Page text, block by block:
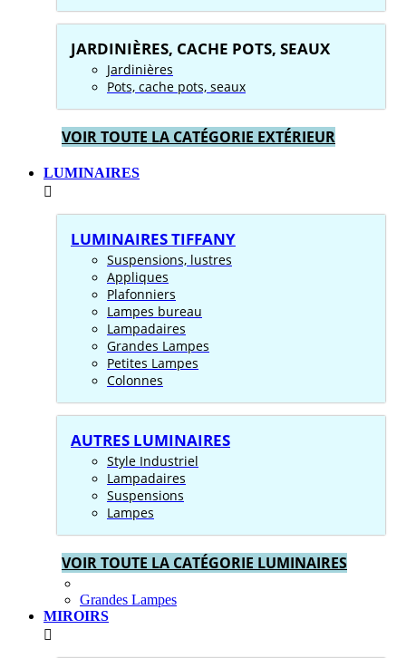
JARDINIÈRES, CACHE POTS, SEAUX
Jardinières
Pots, cache pots, seaux
VOIR TOUTE LA CATÉGORIE EXTÉRIEUR
LUMINAIRES
LUMINAIRES TIFFANY
Suspensions, lustres
Appliques
Plafonniers
Lampes bureau
Lampadaires
Grandes Lampes
Petites Lampes
Colonnes
AUTRES LUMINAIRES
Style Industriel
Lampadaires
Suspensions
Lampes
VOIR TOUTE LA CATÉGORIE LUMINAIRES
Grandes Lampes
MIROIRS